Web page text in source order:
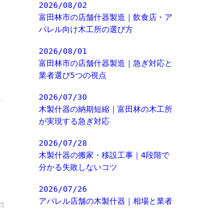
2026/08/02
富田林市の店舗什器製造｜飲食店・ア
パレル向け木工所の選び方
2026/08/01
富田林市の店舗什器製造｜急ぎ対応と
業者選び5つの視点
2026/07/30
木製什器の納期短縮｜富田林の木工所
が実現する急ぎ対応
2026/07/28
木製什器の搬家・移設工事｜4段階で
分かる失敗しないコツ
2026/07/26
アパレル店舗の木製什器｜相場と業者